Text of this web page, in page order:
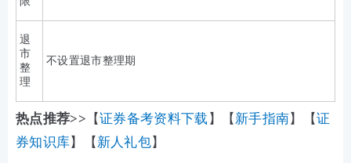
退
市
整
理
不设置退市整理期
热点推荐>> 【证券备考资料下载 】【 新手指南】【证
券知识库】【 新人礼包】